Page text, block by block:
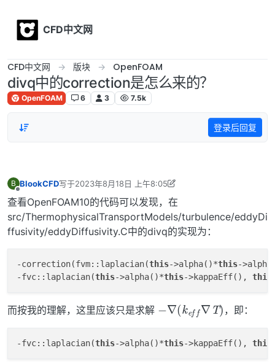
CFD中文网
CFD中文网 版块 OpenFOAM
divq中的correction是怎么来的？
OpenFOAM 6 3 7.5k
登录后回复
B
离线
BlookCFD写于2023年8月18日 上午8:05
最后由 李东岳 编辑2023年8月18日 下午6:22
查看OpenFOAM10的代码可以发现，在
src/ThermophysicalTransportModels/turbulence/eddyDi
ffusivity/eddyDiffusivity.C中的divq的实现为：
-correction(fvm::laplacian(this->alpha()*this-
-fvc::laplacian(this->alpha()*this->kappaEff(), this
而按我的理解，这里应该只是求解
∇( eff ∇
，即：
-fvc::laplacian(this->alpha()*this->kappaEff(), this